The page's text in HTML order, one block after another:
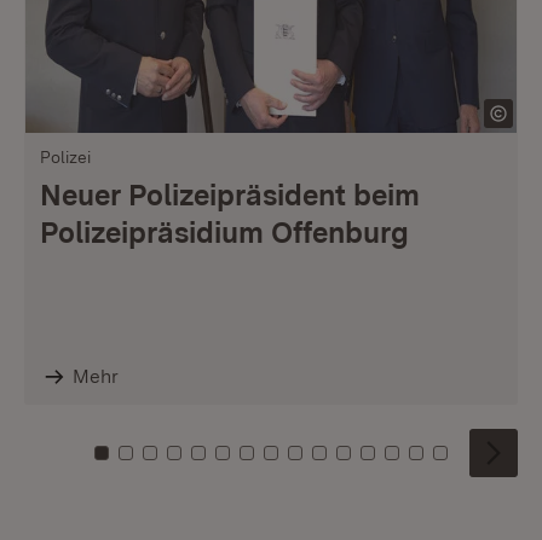
Polizei
Neuer Polizeipräsident beim
Polizeipräsidium Offenburg
Mehr
Zu Kachel: 0
Zu Kachel: 1
Zu Kachel: 2
Zu Kachel: 3
Zu Kachel: 4
Zu Kachel: 5
Zu Kachel: 6
Zu Kachel: 7
Zu Kachel: 8
Zu Kachel: 9
Zu Kachel: 10
Zu Kachel: 11
Zu Kachel: 12
Zu Kachel:
Zu